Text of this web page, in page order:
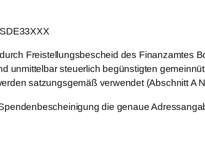
Freistellungsbescheid des Finanzamtes
unmittelbar steuerlich begünstigten
satzungsgemäß verwendet (Abschnitt A
die genaue